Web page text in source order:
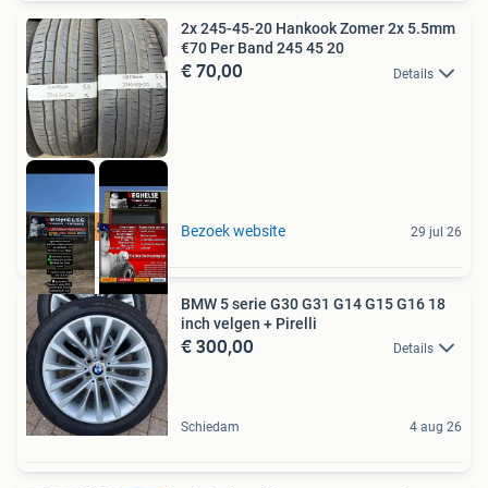
2x 245-45-20 Zomer
2x 245-45-20 Hankook Zomer 2x 5.5mm
€70 Per Band 245 45 20
€ 70,00 Details
Bezoek website 29 jul 26
BMW 5 serie G30 G31 G14 G15 G16 18
inch velgen + Pirelli
€ 300,00 Details
Schiedam 4 aug 26